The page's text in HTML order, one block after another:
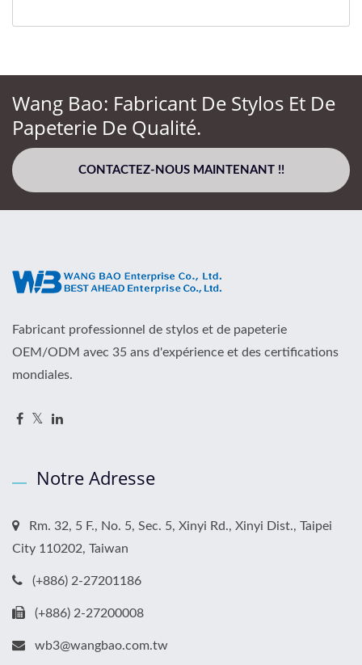
Wang Bao: Fabricant De Stylos Et De
Papeterie De Qualité.
CONTACTEZ-NOUS MAINTENANT !!
Fabricant professionnel de stylos et de papeterie
OEM/ODM avec 35 ans d'expérience et des certifications
mondiales.
Notre Adresse
Rm. 32, 5 F., No. 5, Sec. 5, Xinyi Rd., Xinyi Dist., Taipei
City 110202, Taiwan
(+886) 2-27201186
(+886) 2-27200008
wb3@wangbao.com.tw